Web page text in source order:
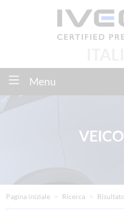
Menu
Pagina iniziale Ricerca